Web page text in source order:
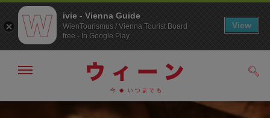
メ
す
ivie - Vienna Guide
WienTourismus / Vienna Tourist Board
free - In Google Play
View